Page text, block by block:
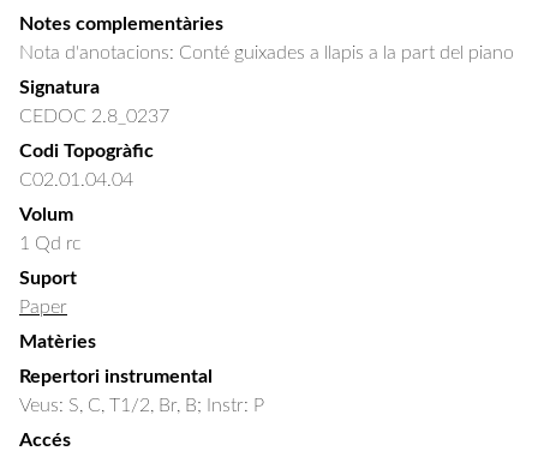
Notes complementàries
Nota d'anotacions: Conté guixades a llapis a la part del piano
Signatura
CEDOC 2.8_0237
Codi Topogràfic
C02.01.04.04
Volum
1 Qd rc
Suport
Paper
Matèries
Repertori instrumental
Veus: S, C, T1/2, Br, B; Instr: P
Accés